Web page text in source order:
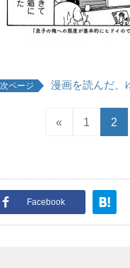
次ページ 漫画を読んだ
« 1 2
Facebook